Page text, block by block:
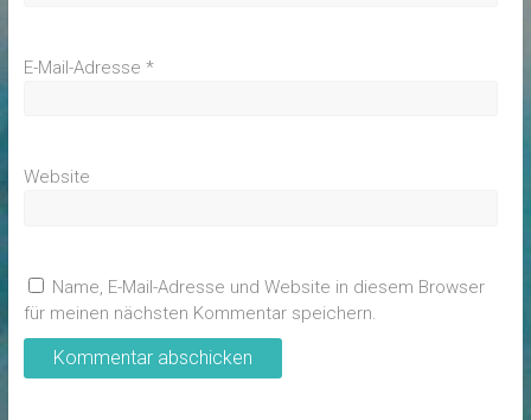
E-Mail-Adresse *
Website
Name, E-Mail-Adresse und Website in diesem Browser
für meinen nächsten Kommentar speichern.